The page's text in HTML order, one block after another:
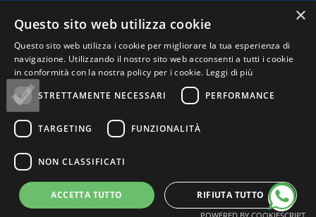
P.Iva 02410910406 | R.E.A. Rimini 261764 | Reg.
Imprese Rimini n. 16803 |
montanaritour@pcert.postecert.it
Certificato n. 2025032155AT emesso dal Fondo
consortile di garanzia VACANZE GARANTITE®
×
Questo sito web utilizza cookie
Questo sito web utilizza i cookie per migliorare la tua esperienza di
navigazione. Utilizzando il nostro sito web acconsenti a tutti i cookie
in conformità con la nostra policy per i cookie. Leggi di più
STRETTAMENTE NECESSARI
PERFORMANCE
TARGETING FUNZIONALITÀ
NON CLASSIFICATI
ACCETTA TUTTO RIFIUTA TUTTO